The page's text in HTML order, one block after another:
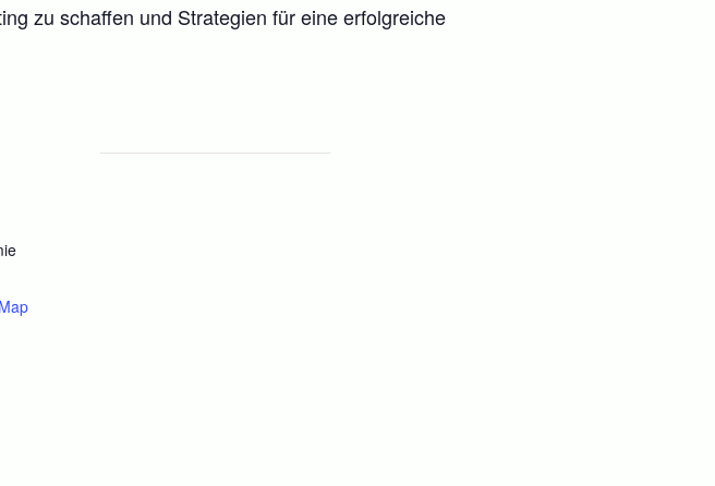
zu schaffen und Strategien für eine erfolgreiche